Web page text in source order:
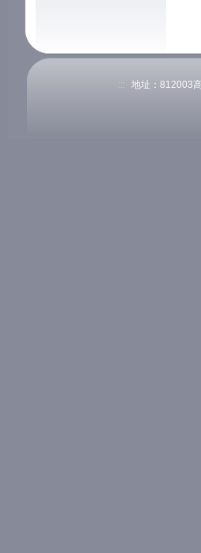
:::
地址：812003